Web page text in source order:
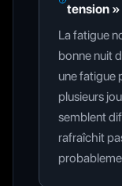
tension
La fatigue
bonne nuit
une fatigue
plusieurs
semblent
rafraîchit